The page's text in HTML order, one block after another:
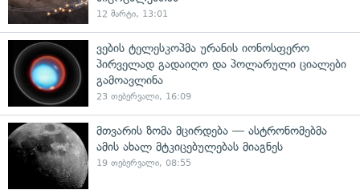
12 მარტი, 13:01
ვების ტელესკოპმა ურანის იონოსფერო
პირველად გადაიღო და პოლარული ციალები
გამოავლინა
23 თებერვალი, 16:09
მთვარის ზომა მცირდება — ასტრონომებმა
ამის ახალ მტკიცებულებას მიაგნეს
19 თებერვალი, 08:55